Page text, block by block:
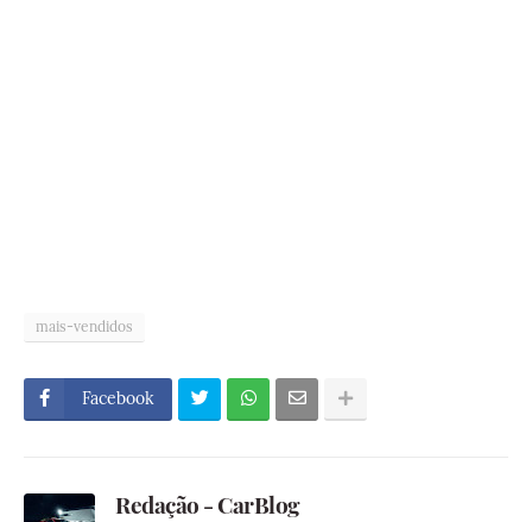
mais-vendidos
Facebook
Redação - CarBlog